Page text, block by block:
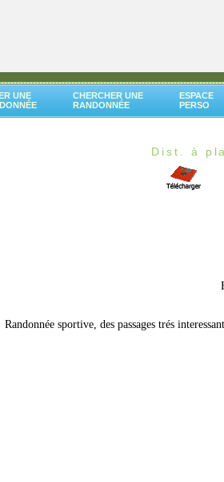
UNE
CHERCHER UNE
RANDONNÉE
ESPACE
PERSO
Dist. à
Randonnée sportive, des passages trés